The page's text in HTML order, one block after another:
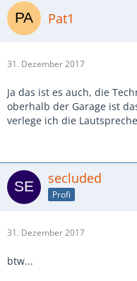
Pat1
31. Dezember 2017
Ja das ist es auch, die
oberhalb der Garage ist
verlege ich die
secluded
Profi
31. Dezember 2017
btw...